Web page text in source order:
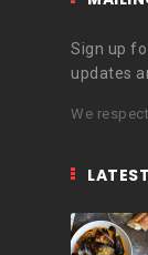
Sign up
updates
We